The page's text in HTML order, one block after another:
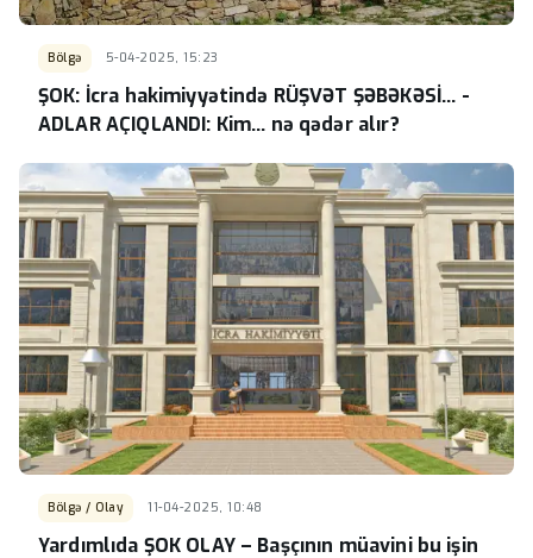
Bölgə 5-04-2025, 15:23
ŞOK: İcra hakimiyyətində RÜŞVƏT ŞƏBƏKƏSİ... -
ADLAR AÇIQLANDI: Kim... nə qədər alır?
Bölgə / Olay 11-04-2025, 10:48
Yardımlıda ŞOK OLAY – Başçının müavini bu işin